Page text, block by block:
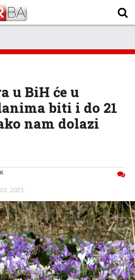
u BiH će u
biti i do 21
nam dolazi
2023.